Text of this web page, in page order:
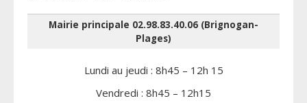
Mairie principale 02.98.83.40.06 (Brignogan-
Plages)
Lundi au jeudi : 8h45 – 12h 15
Vendredi : 8h45 – 12h15